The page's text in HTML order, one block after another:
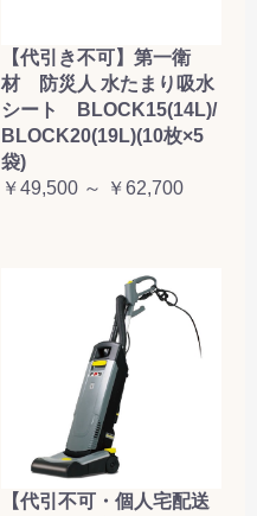
【代引き不可】第一衛
材 防災人 水たまり吸水
シート BLOCK15(14L)/
BLOCK20(19L)(10枚×5
袋)
￥49,500 ～ ￥62,700
【代引不可・個人宅配送